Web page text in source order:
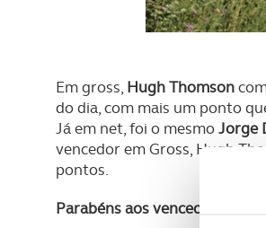
Em gross, Hugh Thomson
do dia, com mais um ponto
Já em net, foi o mesmoJorge
vencedor em Gross, Hugh
pontos.
Parabéns aos vencedores